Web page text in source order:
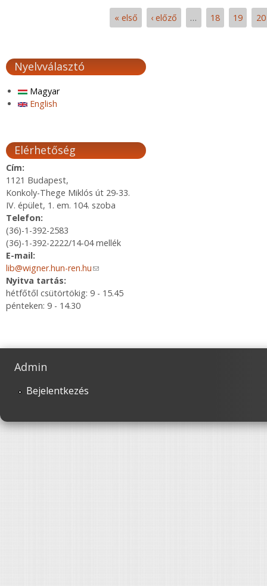
« első ‹ előző … 18 19 20
Nyelvválasztó
Magyar
English
Elérhetőség
Cím:
1121 Budapest,
Konkoly-Thege Miklós út 29-33.
IV. épület, 1. em. 104. szoba
Telefon:
(36)-1-392-2583
(36)-1-392-2222/14-04 mellék
E-mail:
lib@wigner.hun-ren.hu(link sends e-mail)
Nyitva tartás:
hétfőtől csütörtökig: 9 - 15.45
pénteken: 9 - 14.30
Admin
Bejelentkezés